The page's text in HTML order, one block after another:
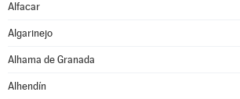
Alfacar
Algarinejo
Alhama de Granada
Alhendín